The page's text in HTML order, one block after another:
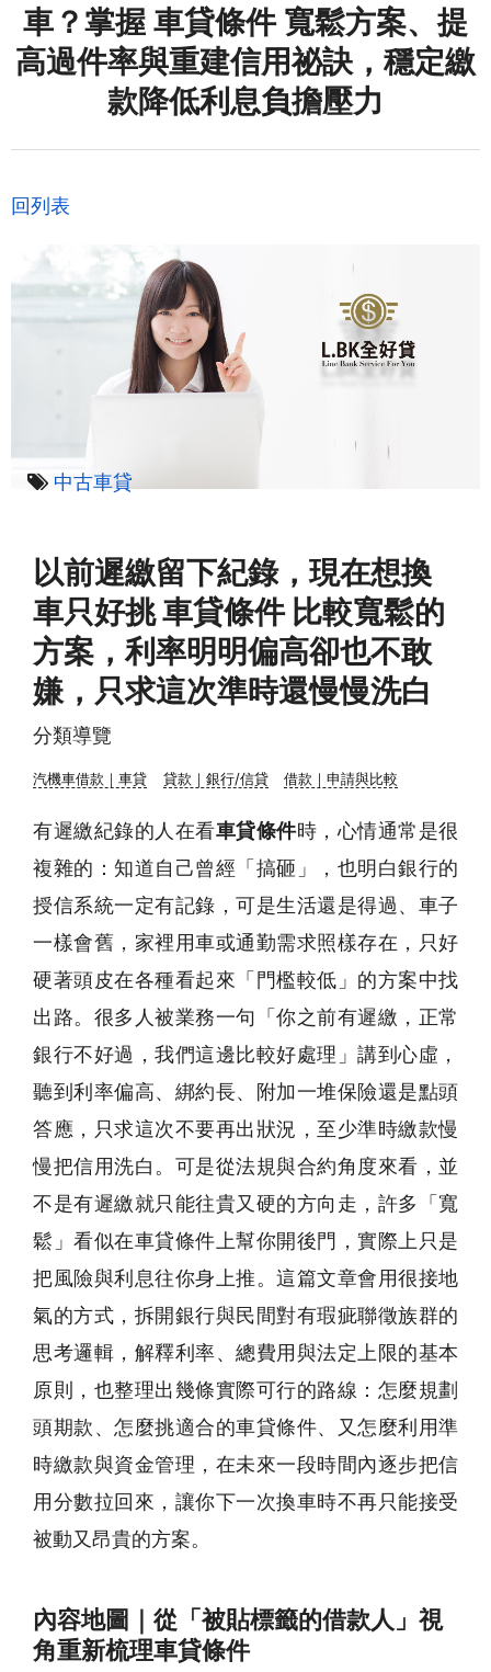
車？掌握 車貸條件 寬鬆方案、提
高過件率與重建信用祕訣，穩定繳
款降低利息負擔壓力
回列表
中古車貸
以前遲繳留下紀錄，現在想換
車只好挑 車貸條件 比較寬鬆的
方案，利率明明偏高卻也不敢
嫌，只求這次準時還慢慢洗白
分類導覽
汽機車借款｜車貸 貸款｜銀行/信貸 借款｜申請與比較
有遲繳紀錄的人在看車貸條件時，心情通常是很
複雜的：知道自己曾經「搞砸」，也明白銀行的
授信系統一定有記錄，可是生活還是得過、車子
一樣會舊，家裡用車或通勤需求照樣存在，只好
硬著頭皮在各種看起來「門檻較低」的方案中找
出路。很多人被業務一句「你之前有遲繳，正常
銀行不好過，我們這邊比較好處理」講到心虛，
聽到利率偏高、綁約長、附加一堆保險還是點頭
答應，只求這次不要再出狀況，至少準時繳款慢
慢把信用洗白。可是從法規與合約角度來看，並
不是有遲繳就只能往貴又硬的方向走，許多「寬
鬆」看似在車貸條件上幫你開後門，實際上只是
把風險與利息往你身上推。這篇文章會用很接地
氣的方式，拆開銀行與民間對有瑕疵聯徵族群的
思考邏輯，解釋利率、總費用與法定上限的基本
原則，也整理出幾條實際可行的路線：怎麼規劃
頭期款、怎麼挑適合的車貸條件、又怎麼利用準
時繳款與資金管理，在未來一段時間內逐步把信
用分數拉回來，讓你下一次換車時不再只能接受
被動又昂貴的方案。
內容地圖｜從「被貼標籤的借款人」視
角重新梳理車貸條件